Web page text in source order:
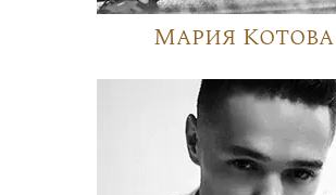
Мария Котова